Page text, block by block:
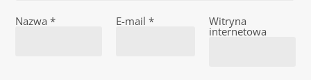
Nazwa* E-mail * Witryna
internetowa